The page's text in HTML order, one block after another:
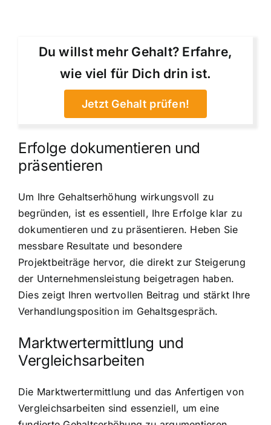
Du willst mehr Gehalt? Erfahre,
wie viel für Dich drin ist.
Jetzt Gehalt prüfen!
Erfolge dokumentieren und
präsentieren
Um Ihre Gehaltserhöhung wirkungsvoll zu
begründen, ist es essentiell, Ihre Erfolge klar zu
dokumentieren und zu präsentieren. Heben Sie
messbare Resultate und besondere
Projektbeiträge hervor, die direkt zur Steigerung
der Unternehmensleistung beigetragen haben.
Dies zeigt Ihren wertvollen Beitrag und stärkt Ihre
Verhandlungsposition im Gehaltsgespräch.
Marktwertermittlung und
Vergleichsarbeiten
Die Marktwertermittlung und das Anfertigen von
Vergleichsarbeiten sind essenziell, um eine